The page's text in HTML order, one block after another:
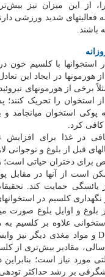
از این میزان نیز
فعالیت‏های شدید ورزشی
باشند.
استخوان‏ها با کلسیم خون
هورمون‏ها در ایجاد این
برخی از هورمون‏های
استخوان را تحریک کنند؛
پوکی استخوان می‏انجامد و
کافی کرد.
در غذا برای افزایش
قبل از بلوغ و نوجوانی
برای دختران حیاتی است؛
است از آن‏ها در مقابل
حمایت کند.
کلسیم در
بلوغ و اوایل بلوغ صورت
علاوه بر کلسیم به
D و مواد مغذی دیگر نیز
مقادیر بیش‌تری از
مورد نیاز است؛ بنابراین
شگرفی بر رشد حداکثر